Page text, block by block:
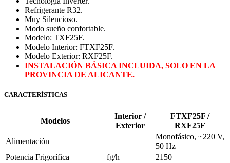
Refrigerante R32.
Muy Silencioso.
Modo sueño confortable.
Modelo: TXF25F.
Modelo Interior: FTXF25F.
Modelo Exterior: RXF25F.
INSTALACIÓN BÁSICA INCLUIDA, SOLO EN LA
PROVINCIA DE ALICANTE.
CARACTERÍSTICAS
Modelos
Interior /
Exterior
FTXF25F /
RXF25F
Alimentación
Monofásico, ~220 V,
50 Hz
Potencia Frigorífica
fg/h
2150